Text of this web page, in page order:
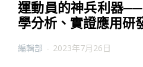
運動員的神兵利器
學分析、實證應用研
編輯部 - 2023年7月26日